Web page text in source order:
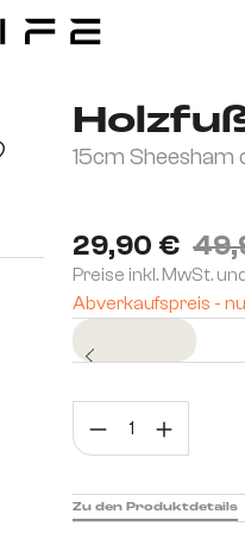
15cm Sheesham
29,90 €
Preise inkl. MwSt.
Abverkaufspreis -
Zu den Produktdetails